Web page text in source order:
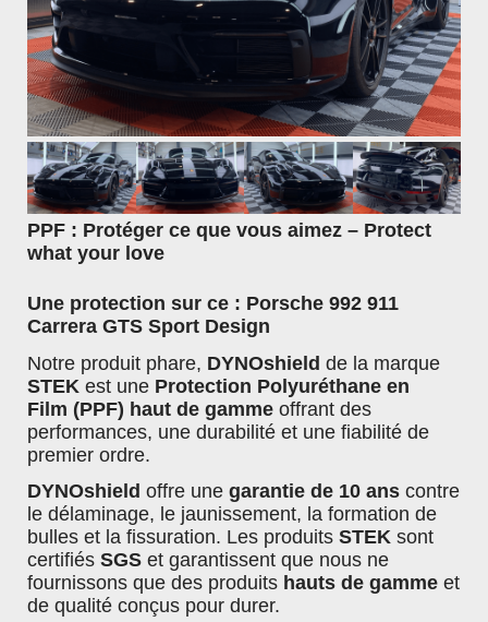
Protection du véhicule
Entretiens PPF - Covering - Céramique
Protection céramique extérieur
Protection céramique intérieur
Lavage & Prélavage
Lavage sans eau
Shampoing
Goudron & Calcaire
Prélavage
Jantes & Pneux
Nettoyant jantes
Décontaminants férreux
Dressing plastique
Polissage & Rectification
Polish
PPF : Protéger ce que vous aimez – Protect
what your love
Une protection sur ce : Porsche 992 911
Carrera GTS Sport Design
Notre produit phare, DYNOshield de la marque
STEK est une Protection Polyuréthane en
Film (PPF) haut de gamme offrant des
performances, une durabilité et une fiabilité de
premier ordre.
DYNOshield offre une garantie de 10 ans contre
le délaminage, le jaunissement, la formation de
bulles et la fissuration. Les produits STEK sont
certifiés SGS et garantissent que nous ne
fournissons que des produits hauts de gamme et
de qualité conçus pour durer.